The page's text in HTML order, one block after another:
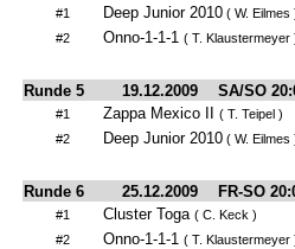
#1 Deep Junior 2010 ( W. Eilmes
#2
Onno-1-1-1 ( T. Klaustermeyer
Runde 5 19.12.2009 SA/SO
#1 Zappa Mexico II
( T. Teipel )
#2
Deep Junior 2010 ( W. Eilmes
Runde 6 25.12.2009 FR-SO
#1 Cluster Toga ( C. Keck )
#2
Onno-1-1-1 ( T. Klaustermeyer